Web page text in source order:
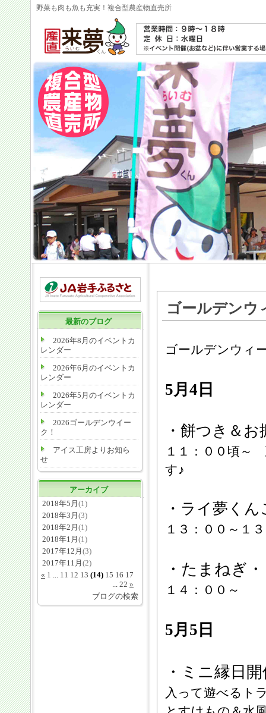
野菜も肉も魚も充実！複合型農産物直売所
最新のブログ
2026年8月のイベントカ
レンダー
2026年6月のイベントカ
レンダー
2026年5月のイベントカ
レンダー
2026ゴールデンウイー
ク！
アイス工房よりお知ら
せ
アーカイブ
2018年5月 (1)
2018年3月 (3)
2018年2月 (1)
2018年1月 (1)
2017年12月 (3)
2017年11月 (2)
« 1 ... 11 12 13 (14) 15 16 17
... 22 »
ブログの検索
ゴールデンウ
ゴールデンウィ
5月4日
・餅つき＆
１１：００頃～
す♪
・ライ夢く
１３：００～１
・たまねぎ
１４：００～
5月5日
・ミニ縁日
入って遊べるト